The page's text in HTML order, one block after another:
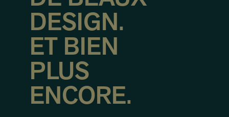
DESIGN.
ET BIEN
PLUS
ENCORE.